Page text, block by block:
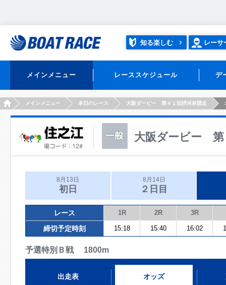
知る楽しむ レーサ
メインメニュー レーススケジュール デ
HOMEメインメニュー 本日のレース 大阪ダービー 第４１回摂河泉競走
大阪ダービー 第
8月13日
初日
8月14日
２日目
レース 1R 2R 3R
締切予定時刻 15:18 15:40 16:02
予選特別Ｂ戦 1800m
出走表 オッズ